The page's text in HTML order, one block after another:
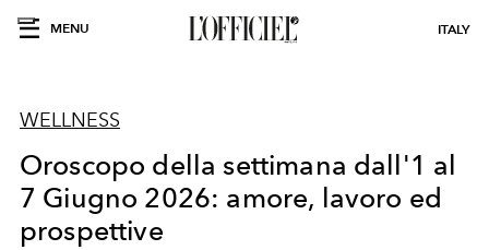
MENU ITALY
WELLNESS
Oroscopo della settimana dall'1 al
7 Giugno 2026: amore, lavoro ed
prospettive